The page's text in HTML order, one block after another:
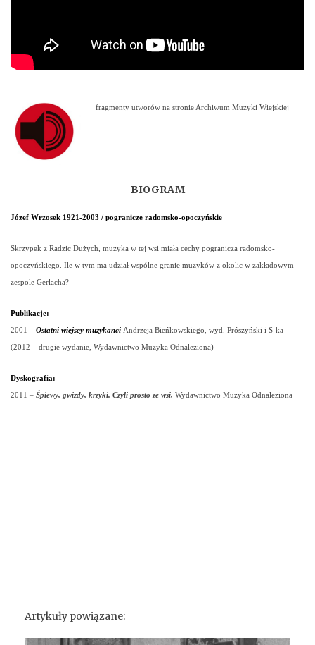
fragmenty utworów na stronie Archiwum Muzyki Wiejskiej
BIOGRAM
Józef Wrzosek 1921-2003 / pogranicze radomsko-opoczyńskie
Skrzypek z Radzic Dużych, muzyka w tej wsi miała cechy pogranicza radomsko-
opoczyńskiego. Ile w tym ma udział wspólne granie muzyków z okolic w zakładowym
zespole Gerlacha?
Publikacje:
2001 – Ostatni wiejscy muzykanci Andrzeja Bieńkowskiego, wyd. Prószyński i S-ka
(2012 – drugie wydanie, Wydawnictwo Muzyka Odnaleziona)
Dyskografia:
2011 – Śpiewy, gwizdy, krzyki. Czyli prosto ze wsi, Wydawnictwo Muzyka Odnaleziona
Artykuły powiązane: